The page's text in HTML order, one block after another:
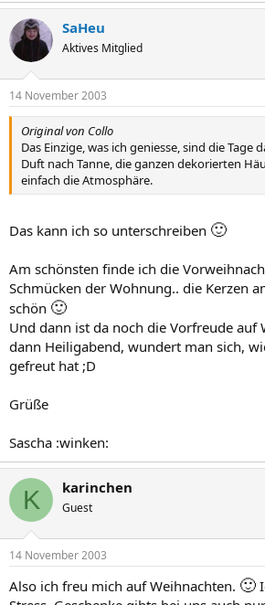
SaHeu
Aktives Mitglied
14 November 2003
Original von Collo
Das Einzige, was ich geniesse, sind die Tage
Duft nach Tanne, die ganzen dekorierten
einfach die Atmosphäre.
Das kann ich so unterschreiben 🙂
Am schönsten finde ich die
Schmücken der Wohnung.. die Kerzen
schön 🙂
Und dann ist da noch die Vorfreude auf
dann Heiligabend, wundert man sich,
gefreut hat ;D
Grüße
Sascha :winken:
K karinchen
Guest
14 November 2003
Also ich freu mich auf Weihnachten. 🙂